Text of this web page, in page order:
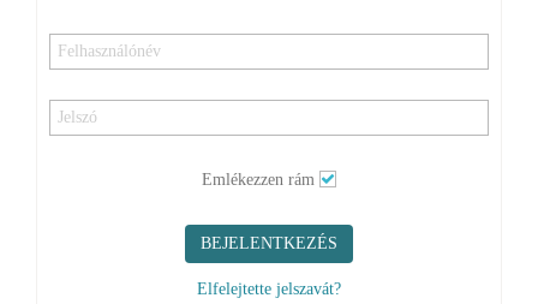
Emlékezzen rám
BEJELENTKEZÉS
Elfelejtette jelszavát?